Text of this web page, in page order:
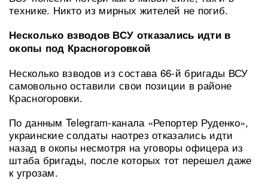
технике. Никто из мирных жителей не погиб.
Несколько взводов ВСУ отказались идти в
окопы под Красногоровкой
Несколько взводов из состава 66-й бригады ВСУ
самовольно оставили свои позиции в районе
Красногоровки.
По данным Telegram-канала «Репортер Руденко»,
украинские солдаты наотрез отказались идти
назад в окопы несмотря на уговоры офицера из
штаба бригады, после которых тот перешел даже
к угрозам.